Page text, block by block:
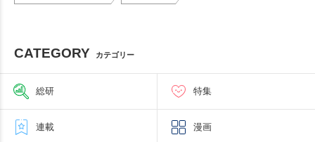
CATEGORY カテゴリー
総研 特集
連載 漫画